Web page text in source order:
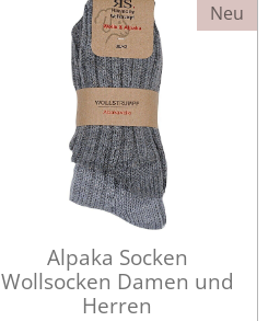
Neu
Alpaka Socken
Wollsocken Damen und
Herren